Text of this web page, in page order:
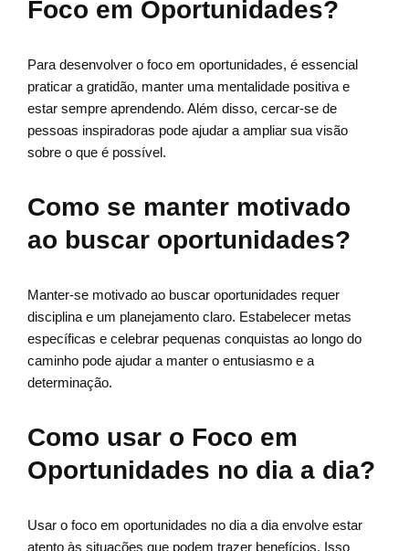
Foco em Oportunidades?
Para desenvolver o foco em oportunidades, é essencial
praticar a gratidão, manter uma mentalidade positiva e
estar sempre aprendendo. Além disso, cercar-se de
pessoas inspiradoras pode ajudar a ampliar sua visão
sobre o que é possível.
Como se manter motivado
ao buscar oportunidades?
Manter-se motivado ao buscar oportunidades requer
disciplina e um planejamento claro. Estabelecer metas
específicas e celebrar pequenas conquistas ao longo do
caminho pode ajudar a manter o entusiasmo e a
determinação.
Como usar o Foco em
Oportunidades no dia a dia?
Usar o foco em oportunidades no dia a dia envolve estar
atento às situações que podem trazer benefícios. Isso